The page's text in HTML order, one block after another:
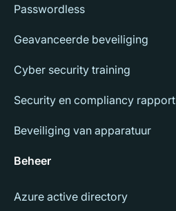
Passwordless
Geavanceerde beveiliging
Cyber security training
Security en compliancy rapport
Beveiliging van apparatuur
Beheer
Azure active directory